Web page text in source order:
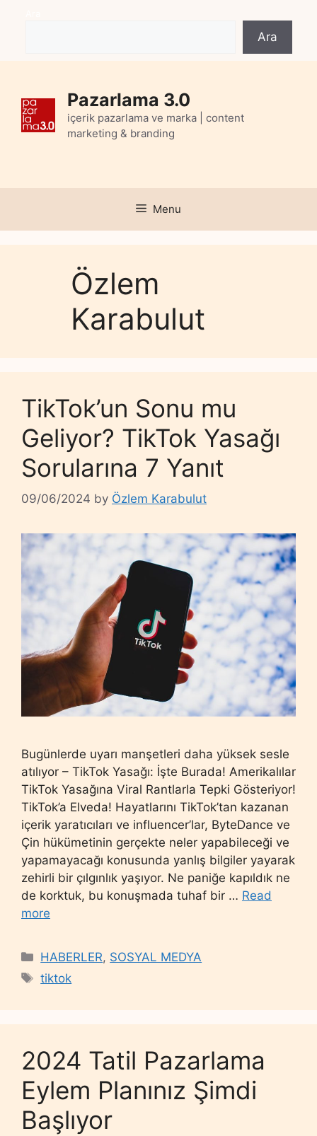
Ara
Pazarlama 3.0
içerik pazarlama ve marka | content
marketing & branding
Menu
Özlem
Karabulut
TikTok’un Sonu mu
Geliyor? TikTok Yasağı
Sorularına 7 Yanıt
09/06/2024 by Özlem Karabulut
Bugünlerde uyarı manşetleri daha yüksek sesle
atılıyor – TikTok Yasağı: İşte Burada! Amerikalılar
TikTok Yasağına Viral Rantlarla Tepki Gösteriyor!
TikTok’a Elveda! Hayatlarını TikTok’tan kazanan
içerik yaratıcıları ve influencer’lar, ByteDance ve
Çin hükümetinin gerçekte neler yapabileceği ve
yapamayacağı konusunda yanlış bilgiler yayarak
zehirli bir çılgınlık yaşıyor. Ne paniğe kapıldık ne
de korktuk, bu konuşmada tuhaf bir … Read
more
Categories
HABERLER, SOSYAL MEDYA
Tags
tiktok
2024 Tatil Pazarlama
Eylem Planınız Şimdi
Başlıyor